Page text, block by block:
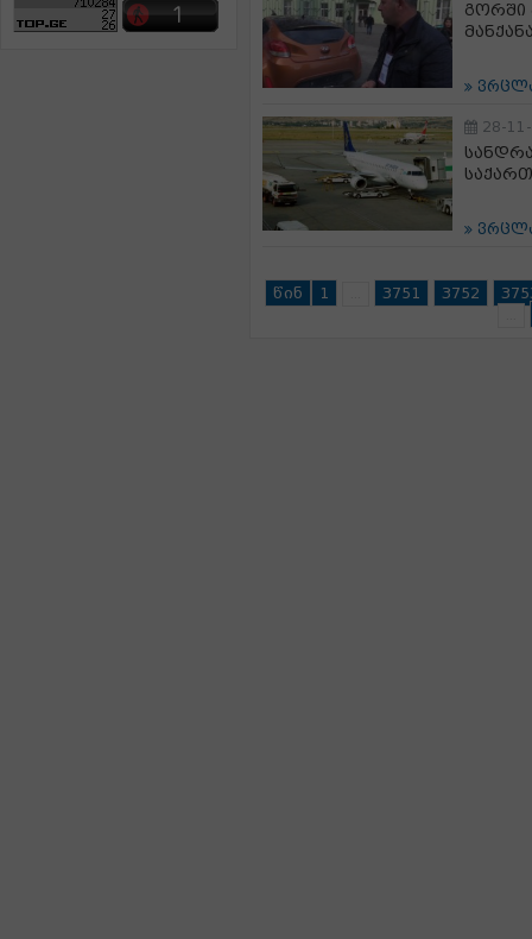
გორში
28-
წინ 1 3751 3752